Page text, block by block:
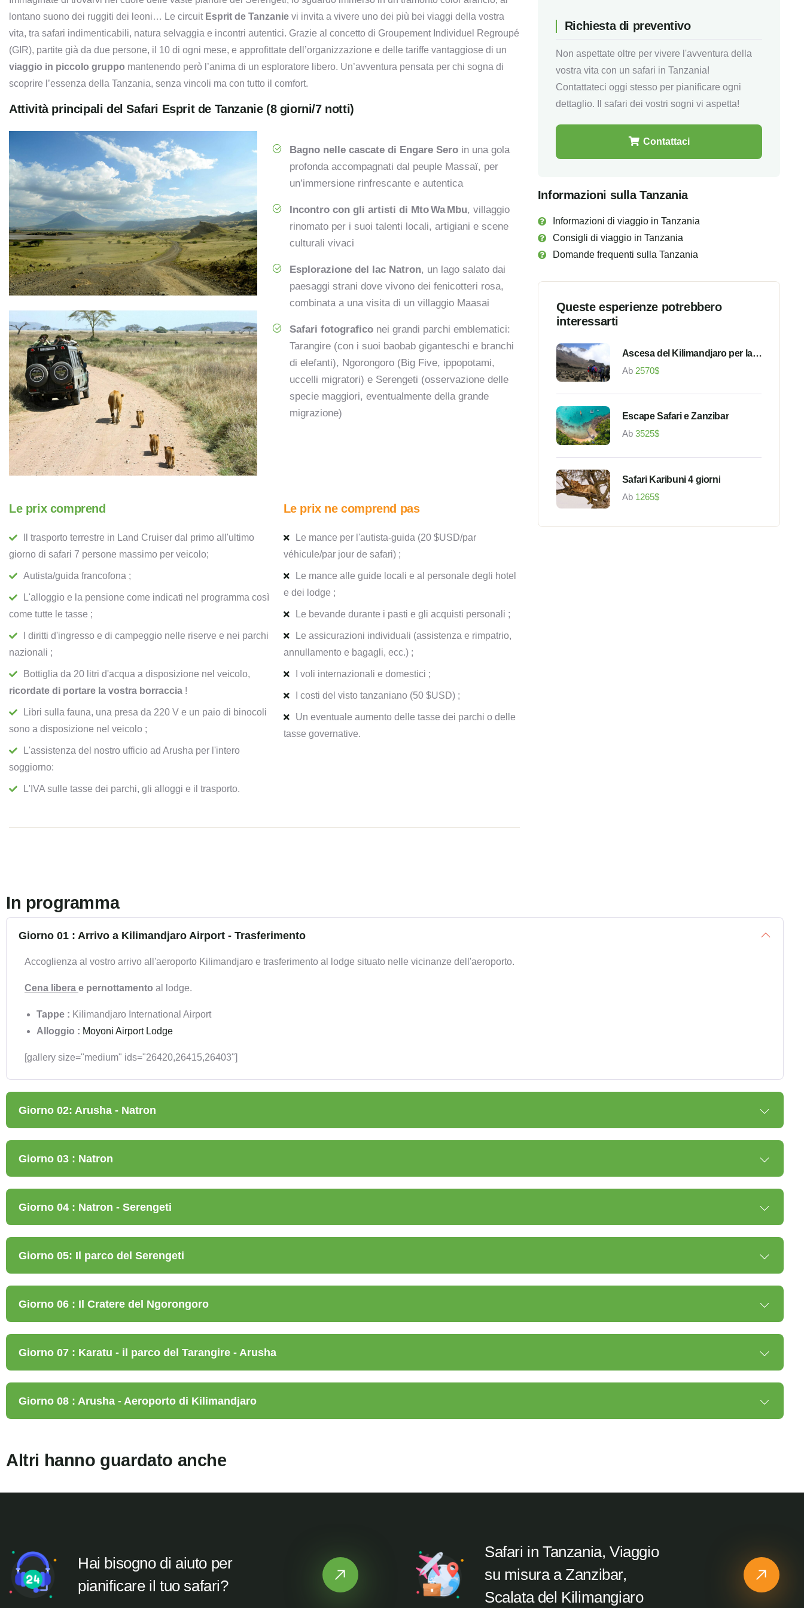
lontano suono dei ruggiti dei leoni… Le circuit Esprit de Tanzanie vi invita a vivere uno dei più bei viaggi della vostra
vita, tra safari indimenticabili, natura selvaggia e incontri autentici. Grazie al concetto di Groupement Individuel Regroupé
(GIR), partite già da due persone, il 10 di ogni mese, e approfittate dell’organizzazione e delle tariffe vantaggiose di un
viaggio in piccolo gruppo mantenendo però l’anima di un esploratore libero. Un’avventura pensata per chi sogna di
scoprire l’essenza della Tanzania, senza vincoli ma con tutto il comfort.
Attività principali del Safari Esprit de Tanzanie (8 giorni/7 notti)
Bagno nelle cascate di Engare Seroin una gola
profonda accompagnati dal peuple Massaï, per
un’immersione rinfrescante e autentica
Incontro con gli artisti di Mto Wa Mbu, villaggio
rinomato per i suoi talenti locali, artigiani e scene
culturali vivaci
Esplorazione del lac Natron, un lago salato dai
paesaggi strani dove vivono dei fenicotteri rosa,
combinata a una visita di un villaggio Maasai
Safari fotograficonei grandi parchi emblematici:
Tarangire (con i suoi baobab giganteschi e branchi
di elefanti), Ngorongoro (Big Five, ippopotami,
uccelli migratori) e Serengeti (osservazione delle
specie maggiori, eventualmente della grande
migrazione)
Le prix comprend
Il trasporto terrestre in Land Cruiser dal primo all'ultimo
giorno di safari 7 persone massimo per veicolo;
Autista/guida francofona ;
L'alloggio e la pensione come indicati nel programma così
come tutte le tasse ;
I diritti d'ingresso e di campeggio nelle riserve e nei parchi
nazionali ;
Bottiglia da 20 litri d'acqua a disposizione nel veicolo,
ricordate di portare la vostra borraccia !
Libri sulla fauna, una presa da 220 V e un paio di binocoli
sono a disposizione nel veicolo ;
L'assistenza del nostro ufficio ad Arusha per l'intero
soggiorno:
L'IVA sulle tasse dei parchi, gli alloggi e il trasporto.
Le prix ne comprend pas
Le mance per l'autista-guida (20 $USD/par
véhicule/par jour de safari) ;
Le mance alle guide locali e al personale degli hotel
e dei lodge ;
Le bevande durante i pasti e gli acquisti personali ;
Le assicurazioni individuali (assistenza e rimpatrio,
annullamento e bagagli, ecc.) ;
I voli internazionali e domestici ;
I costi del visto tanzaniano (50 $USD) ;
Un eventuale aumento delle tasse dei parchi o delle
tasse governative.
Richiesta di preventivo
Non aspettate oltre per vivere l'avventura della
vostra vita con un safari in Tanzania!
Contattateci oggi stesso per pianificare ogni
dettaglio. Il safari dei vostri sogni vi aspetta!
Contattaci
Informazioni sulla Tanzania
Informazioni di viaggio in Tanzania
Consigli di viaggio in Tanzania
Domande frequenti sulla Tanzania
Queste esperienze potrebbero
interessarti
Ascesa del Kilimandjaro per la
via Marangu
Ab 2570$
Escape Safari e Zanzibar
Ab 3525$
Safari Karibuni 4 giorni
Ab 1265$
In programma
Giorno 01 : Arrivo a Kilimandjaro Airport - Trasferimento
Accoglienza al vostro arrivo all'aeroporto Kilimandjaro e trasferimento al lodge situato nelle vicinanze dell'aeroporto.
Cena libera e pernottamento al lodge.
Tappe : Kilimandjaro International Airport
Alloggio : Moyoni Airport Lodge
[gallery size="medium" ids="26420,26415,26403"]
Giorno 02: Arusha - Natron
Giorno 03 : Natron
Giorno 04 : Natron - Serengeti
Giorno 05: Il parco del Serengeti
Giorno 06 : Il Cratere del Ngorongoro
Giorno 07 : Karatu - il parco del Tarangire - Arusha
Giorno 08 : Arusha - Aeroporto di Kilimandjaro
Altri hanno guardato anche
Hai bisogno di aiuto per
pianificare il tuo safari?
Safari in Tanzania, Viaggio
su misura a Zanzibar,
Scalata del Kilimangiaro